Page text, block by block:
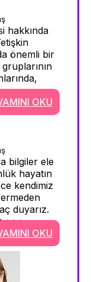
hakkında
önemli bir
OKU
bilgiler ele
hayatın
kendimiz
duyarız.
>>>
OKU